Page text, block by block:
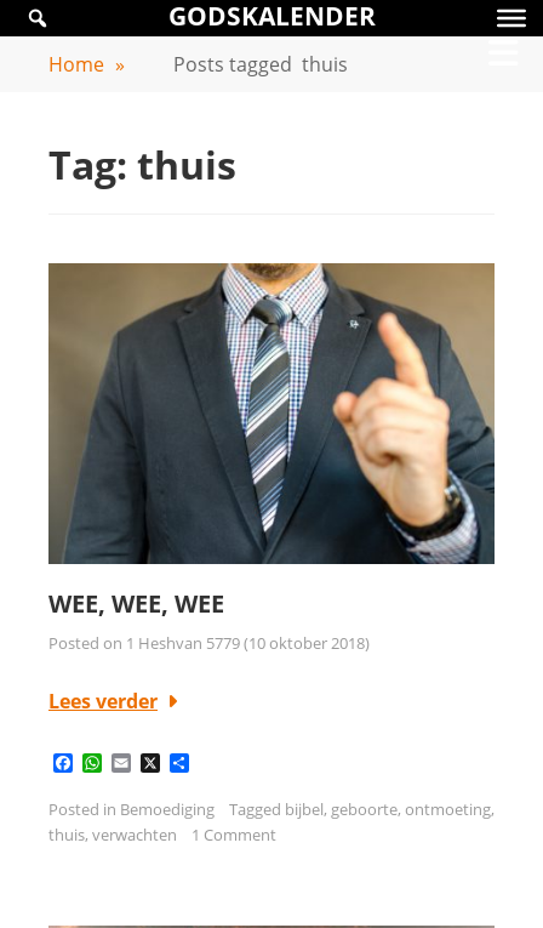
Skip
content
GODSKALENDER
GODSKALENDER
Home » Posts tagged thuis
Tag: thuis
WEE, WEE, WEE
Posted on 1 Heshvan 5779 (10 oktober 2018)
Lees verder
Facebook
WhatsApp
Email
X
Posted in Bemoediging Tagged bijbel, geboorte, ontmoeting,
thuis, verwachten 1 Comment